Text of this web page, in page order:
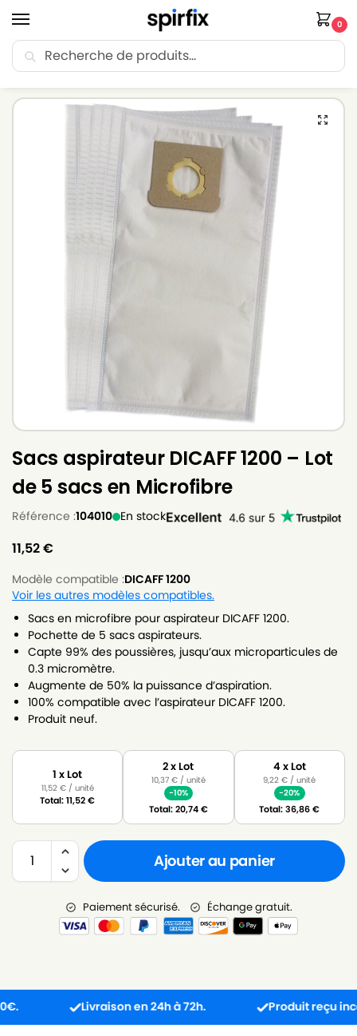
0
🚚 Livraison Point Relais offerte dès 30€ d’achat.
Sacs aspirateur DICAFF 1200 – Lot
de 5 sacs en Microfibre
Référence :104010 En stock
11,52€
Modèle compatible :DICAFF 1200
Voir les autres modèles compatibles.
Sacs en microfibre pour aspirateur DICAFF 1200.
Pochette de 5 sacs aspirateurs.
Capte 99% des poussières, jusqu’aux microparticules de
0.3 micromètre.
Augmente de 50% la puissance d’aspiration.
100% compatible avec l’aspirateur DICAFF 1200.
Produit neuf.
1 x Lot
11,52 €/ unité
Total:11,52€
2 x Lot
10,37 €/ unité
-10%
Total:20,74€
4 x Lot
9,22€ / unité
-20%
Total:36,86€
Ajouter au panier
Paiement sécurisé. Échange gratuit.
Livraison en 24h à 72h. Produit reçu